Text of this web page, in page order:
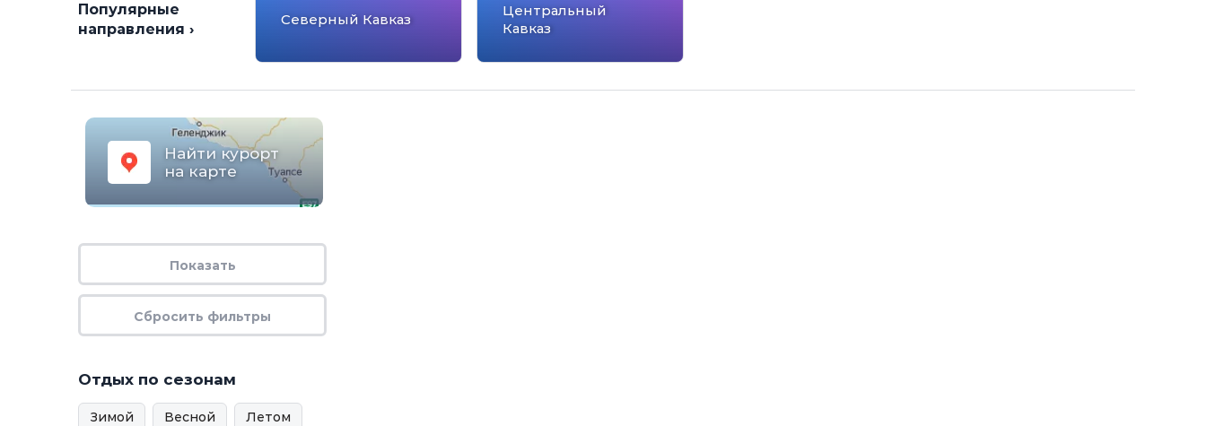
Популярные
направления ›
Северный Кавказ
Центральный
Кавказ
Найти курорт
на карте
Отдых по сезонам
Зимой Весной Летом